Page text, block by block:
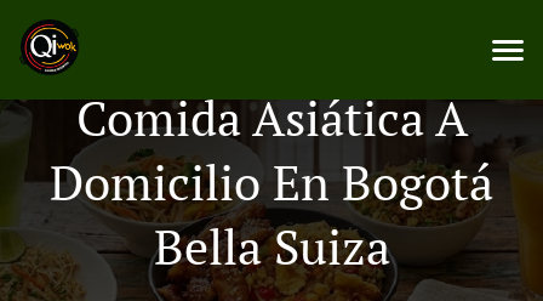
Comida Asiática A
Domicilio En Bogotá
Bella Suiza